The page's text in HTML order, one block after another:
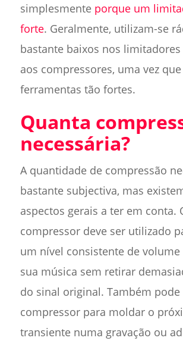
simplesmente porque um
forte. Geralmente, utilizam-se
bastante baixos nos
aos compressores, uma vez
ferramentas tão fortes.
Quanta
necessária?
A quantidade de compressão
bastante subjectiva, mas
aspectos gerais a ter em conta.
compressor deve ser utilizado
um nível consistente de
sua música sem retirar
do sinal original. Também
compressor para moldar o
transiente numa gravação ou